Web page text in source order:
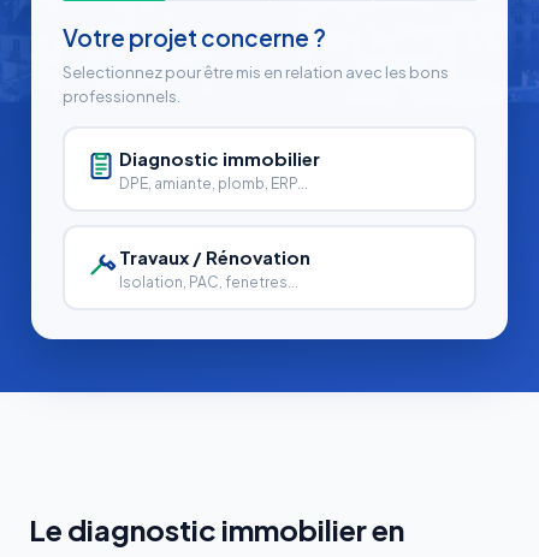
Votre projet concerne ?
Selectionnez pour être mis en relation avec les bons
professionnels.
Diagnostic immobilier
DPE, amiante, plomb, ERP...
Travaux / Rénovation
Isolation, PAC, fenetres...
Le diagnostic immobilier en